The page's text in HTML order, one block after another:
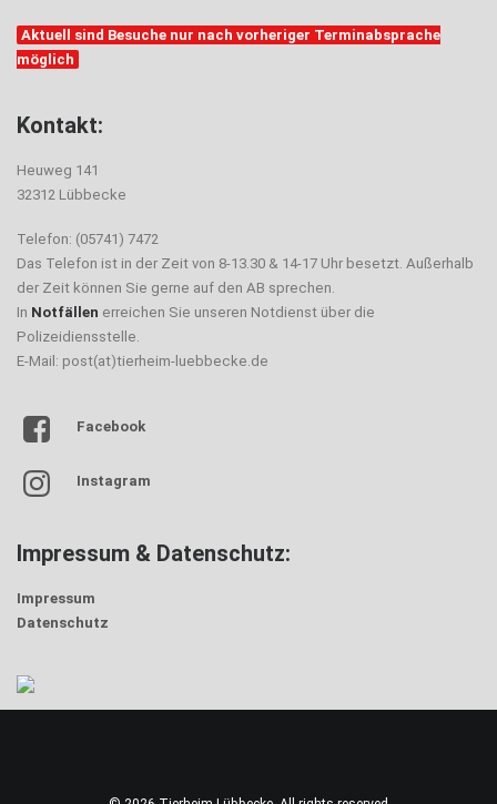
Aktuell sind Besuche nur nach vorheriger Terminabsprache
möglich
Kontakt:
Heuweg 141
32312 Lübbecke
Telefon: (05741) 7472
Das Telefon ist in der Zeit von 8-13.30 & 14-17 Uhr besetzt. Außerhalb
der Zeit können Sie gerne auf den AB sprechen.
In Notfällen erreichen Sie unseren Notdienst über die
Polizeidiensstelle.
E-Mail: post(at)tierheim-luebbecke.de
Facebook
Instagram
Impressum & Datenschutz:
Impressum
Datenschutz